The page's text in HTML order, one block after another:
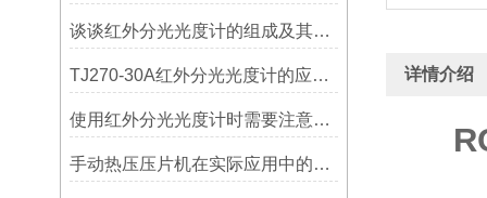
谈谈红外分光光度计的组成及其作用？
TJ270-30A红外分光光度计的应用非常广泛
使用红外分光光度计时需要注意什么？
手动热压压片机在实际应用中的常见问题相应解决方法分享
详情介绍